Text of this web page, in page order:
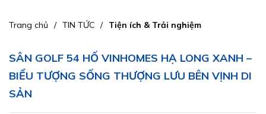
Trang chủ TIN TỨC Tiện ích & Trải nghiệm
SÂN GOLF 54 HỐ VINHOMES HẠ LONG XANH –
BIỂU TƯỢNG SỐNG THƯỢNG LƯU BÊN VỊNH DI
SẢN